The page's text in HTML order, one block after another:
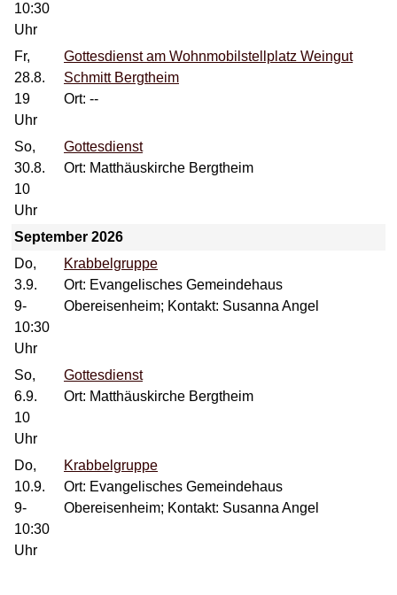
10:30
Uhr
Fr,
28.8.
19
Uhr
Gottesdienst am Wohnmobilstellplatz Weingut
Schmitt Bergtheim
Ort: --
So,
30.8.
10
Uhr
Gottesdienst
Ort: Matthäuskirche Bergtheim
September 2026
Do,
3.9.
9-
10:30
Uhr
Krabbelgruppe
Ort: Evangelisches Gemeindehaus
Obereisenheim; Kontakt: Susanna Angel
So,
6.9.
10
Uhr
Gottesdienst
Ort: Matthäuskirche Bergtheim
Do,
10.9.
9-
10:30
Uhr
Krabbelgruppe
Ort: Evangelisches Gemeindehaus
Obereisenheim; Kontakt: Susanna Angel